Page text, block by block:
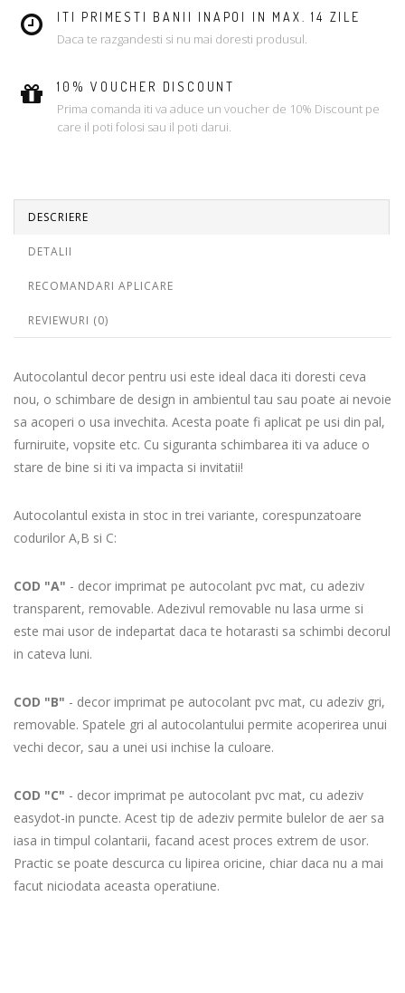
ITI PRIMESTI BANII INAPOI IN MAX. 14 ZILE
Daca te razgandesti si nu mai doresti produsul.
10% VOUCHER DISCOUNT
Prima comanda iti va aduce un voucher de 10% Discount pe
care il poti folosi sau il poti darui.
DESCRIERE
DETALII
RECOMANDARI APLICARE
REVIEWURI (0)
Autocolantul decor pentru usi este ideal daca iti doresti ceva
nou, o schimbare de design in ambientul tau sau poate ai nevoie
sa acoperi o usa invechita. Acesta poate fi aplicat pe usi din pal,
furniruite, vopsite etc. Cu siguranta schimbarea iti va aduce o
stare de bine si iti va impacta si invitatii!
Autocolantul exista in stoc in trei variante, corespunzatoare
codurilor A,B si C:
COD "A" - decor imprimat pe autocolant pvc mat, cu adeziv
transparent, removable. Adezivul removable nu lasa urme si
este mai usor de indepartat daca te hotarasti sa schimbi decorul
in cateva luni.
COD "B" - decor imprimat pe autocolant pvc mat, cu adeziv gri,
removable. Spatele gri al autocolantului permite acoperirea unui
vechi decor, sau a unei usi inchise la culoare.
COD "C" - decor imprimat pe autocolant pvc mat, cu adeziv
easydot-in puncte. Acest tip de adeziv permite bulelor de aer sa
iasa in timpul colantarii, facand acest proces extrem de usor.
Practic se poate descurca cu lipirea oricine, chiar daca nu a mai
facut niciodata aceasta operatiune.